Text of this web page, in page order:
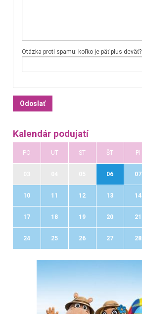
Otázka proti spamu: koľko je päť plus deväť?
Kalendár podujatí
PO UT ST ŠT PI
06 07
10 11 12 13 14
17 18 19 20 21
24 25 26 27 28